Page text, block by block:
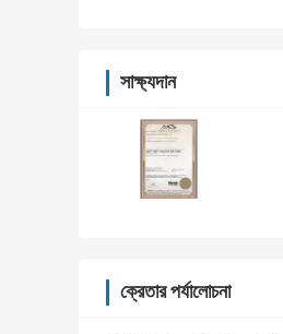
সাক্ষ্যদান
ক্রেতার পর্যালোচনা